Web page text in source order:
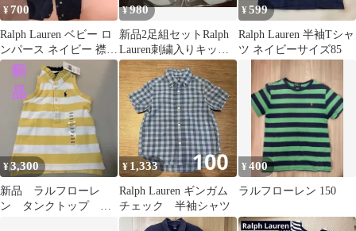
¥700
Ralph Lauren ベビー ロ
ンパース ネイビー 襟付
き
¥980
新品2足組セットRalph
Lauren刺繍入りキッズ
靴下 11-13cm
¥599
Ralph Lauren 半袖Tシャ
ツ ネイビーサイズ85
¥3,300
新品 ラルフローレ
ン タンクトップ
¥ 1,333
Ralph Lauren ギンガム
チェック 半袖シャツ
¥400
ラルフローレン 150